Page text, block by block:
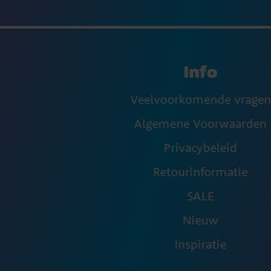
Info
Veelvoorkomende vragen
Algemene Voorwaarden
Privacybeleid
Retourinformatie
SALE
Nieuw
Inspiratie